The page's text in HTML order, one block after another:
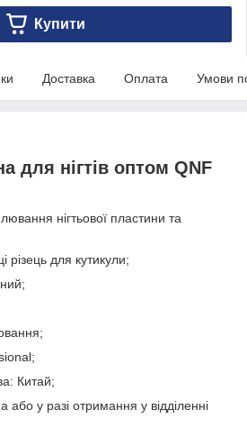
Купити
Доставка Оплата Умови
для нігтів оптом QNF
нігтьової пластини та
різець для кутикули;
Китай;
або у разі отримання у відділенні